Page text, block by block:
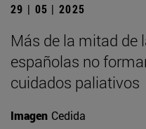
29 | 05 | 2025
Más de la mitad de
españolas no
cuidados paliativos
Imagen Cedida